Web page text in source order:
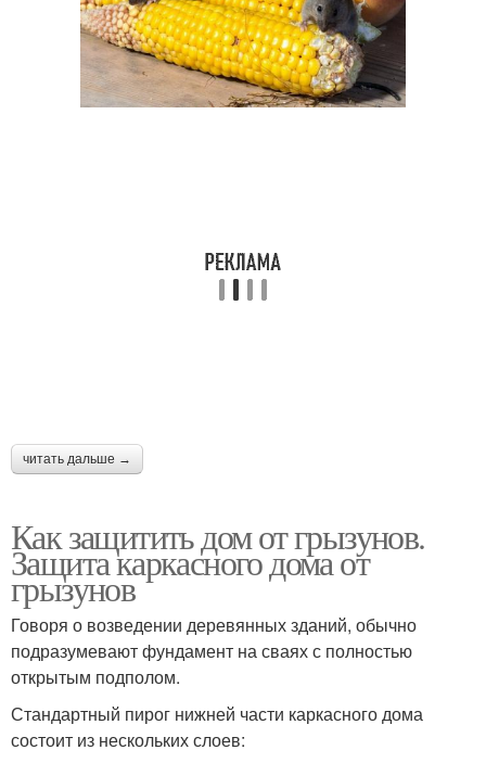
читать дальше →
Как защитить дом от грызунов.
Защита каркасного дома от
грызунов
Говоря о возведении деревянных зданий, обычно
подразумевают фундамент на сваях с полностью
открытым подполом.
Стандартный пирог нижней части каркасного дома
состоит из нескольких слоев: